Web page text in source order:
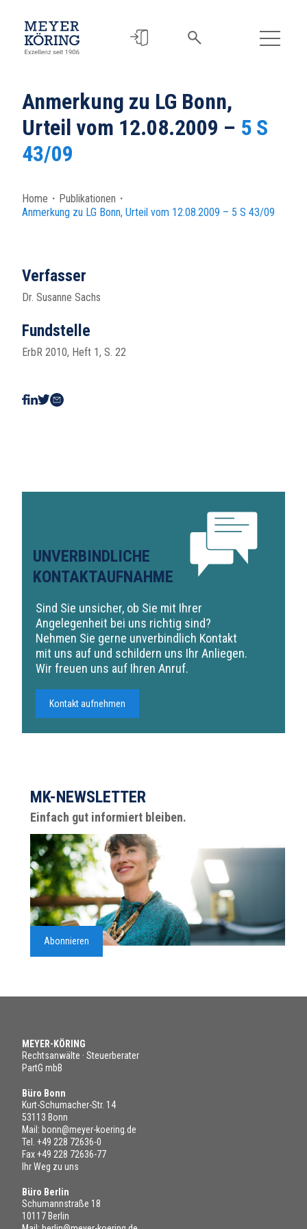
Anmerkung zu LG Bonn,
Urteil vom 12.08.2009 – 5 S
43/09
Home ・ Publikationen ・
Anmerkung zu LG Bonn, Urteil vom 12.08.2009 – 5 S 43/09
Verfasser
Dr. Susanne Sachs
Fundstelle
ErbR 2010, Heft 1, S. 22
UNVERBINDLICHE
KONTAKTAUFNAHME
Sind Sie unsicher, ob Sie mit Ihrer
Angelegenheit bei uns richtig sind?
Nehmen Sie gerne unverbindlich Kontakt
mit uns auf und schildern uns Ihr Anliegen.
Wir freuen uns auf Ihren Anruf.
Kontakt aufnehmen
MK-NEWSLETTER
Einfach gut informiert bleiben.
Abonnieren
MEYER-KÖRING
Rechtsanwälte · Steuerberater
PartG mbB
Büro Bonn
Kurt-Schumacher-Str. 14
53113 Bonn
Mail: bonn@meyer-koering.de
Tel. +49 228 72636-0
Fax +49 228 72636-77
Ihr Weg zu uns
Büro Berlin
Schumannstraße 18
10117 Berlin